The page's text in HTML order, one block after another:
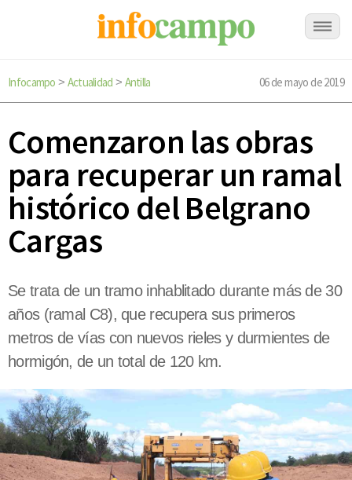
Infocampo > Actualidad > Antilla 06 de mayo de 2019
Comenzaron las obras
para recuperar un ramal
histórico del Belgrano
Cargas
Se trata de un tramo inhablitado durante más de 30
años (ramal C8), que recupera sus primeros
metros de vías con nuevos rieles y durmientes de
hormigón, de un total de 120 km.